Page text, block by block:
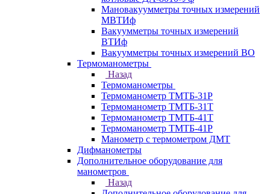
Мановакуумметры точных измерений
МВТИф
Вакуумметры точных измерений
ВТИф
Вакуумметры точных измерений ВО
Термоманометры
Назад
Термоманометры
Термоманометр ТМТБ-31Р
Термоманометр ТМТБ-31Т
Термоманометр ТМТБ-41Т
Термоманометр ТМТБ-41Р
Манометр с термометром ДМТ
Дифманометры
Дополнительное оборудование для
манометров
Назад